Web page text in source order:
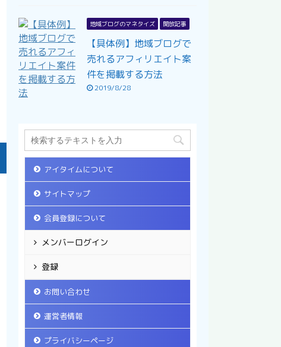
地域ブログのマネタイズ 開放記事
【具体例】地域ブログで
売れるアフィリエイト案
件を掲載する方法
2019/8/28
アイタイムについて
サイトマップ
会員登録について
メンバーログイン
登録
お問い合わせ
運営者情報
プライバシーページ